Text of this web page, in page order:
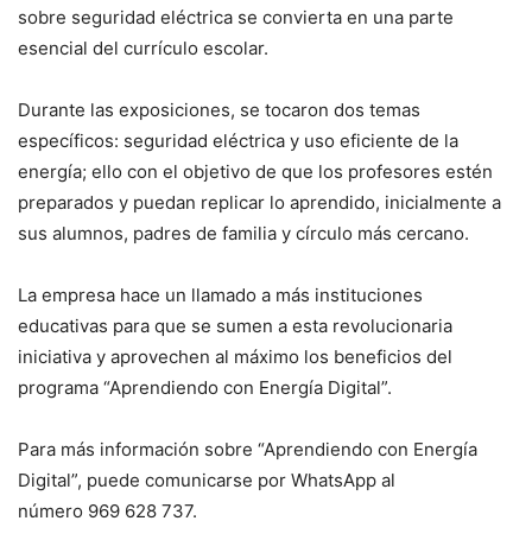
sobre seguridad eléctrica se convierta en una parte
esencial del currículo escolar.
Durante las exposiciones, se tocaron dos temas
específicos: seguridad eléctrica y uso eficiente de la
energía; ello con el objetivo de que los profesores estén
preparados y puedan replicar lo aprendido, inicialmente a
sus alumnos, padres de familia y círculo más cercano.
La empresa hace un llamado a más instituciones
educativas para que se sumen a esta revolucionaria
iniciativa y aprovechen al máximo los beneficios del
programa “Aprendiendo con Energía Digital”.
Para más información sobre “Aprendiendo con Energía
Digital”, puede comunicarse por WhatsApp al
número 969 628 737.